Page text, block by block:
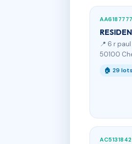
AA6187777
📍 6 r
50100
🏠 29 lots
AC5131842